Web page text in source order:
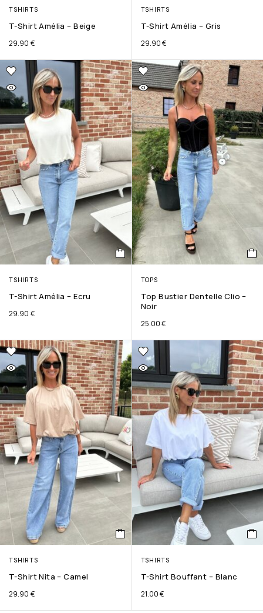
TSHIRTS
T-Shirt Amélia – Beige
29.90 €
TSHIRTS
T-Shirt Amélia – Gris
29.90€
TSHIRTS
T-Shirt Amélia – Ecru
29.90 €
TOPS
Top Bustier Dentelle Clio –
Noir
25.00€
TSHIRTS
T-Shirt Nita – Camel
29.90 €
TSHIRTS
T-Shirt Bouffant – Blanc
21.00€